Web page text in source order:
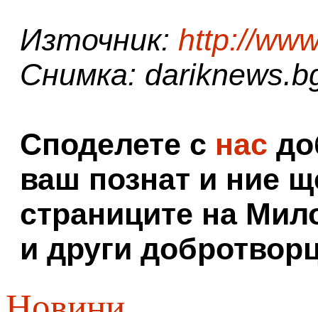
Източник: http://
Снимка:
Споделете с нас
ваш познат и ние
страниците на
и други